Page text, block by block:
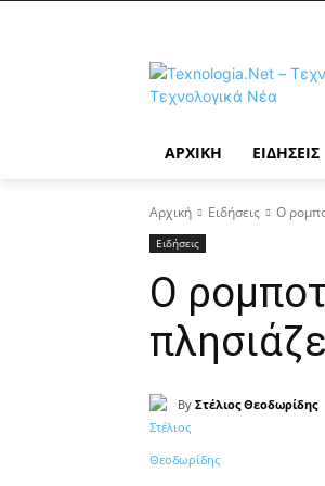
ΑΡΧΙΚΉ ΕΙΔΉΣΕΙΣ
Αρχική Ειδήσεις Ο
Ειδήσεις
Ο
By Στέλιος Θεοδωρίδης
Κοινοποίηση